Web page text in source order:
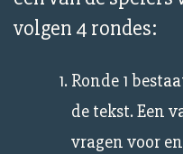
volgen 4 rondes:
Ronde 1
de tekst. Een
vragen voor